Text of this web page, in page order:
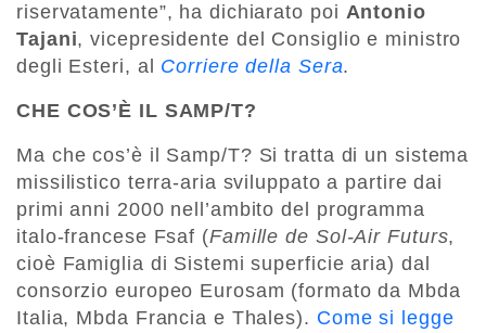
riservatamente”, ha dichiarato poi Antonio
Tajani, vicepresidente del Consiglio e ministro
degli Esteri, al Corriere della Sera.
CHE COS’È IL SAMP/T?
Ma che cos’è il Samp/T? Si tratta di un sistema
missilistico terra-aria sviluppato a partire dai
primi anni 2000 nell’ambito del programma
italo-francese Fsaf (Famille de Sol-Air Futurs,
cioè Famiglia di Sistemi superficie aria) dal
consorzio europeo Eurosam (formato da Mbda
Italia, Mbda Francia e Thales). Come si legge